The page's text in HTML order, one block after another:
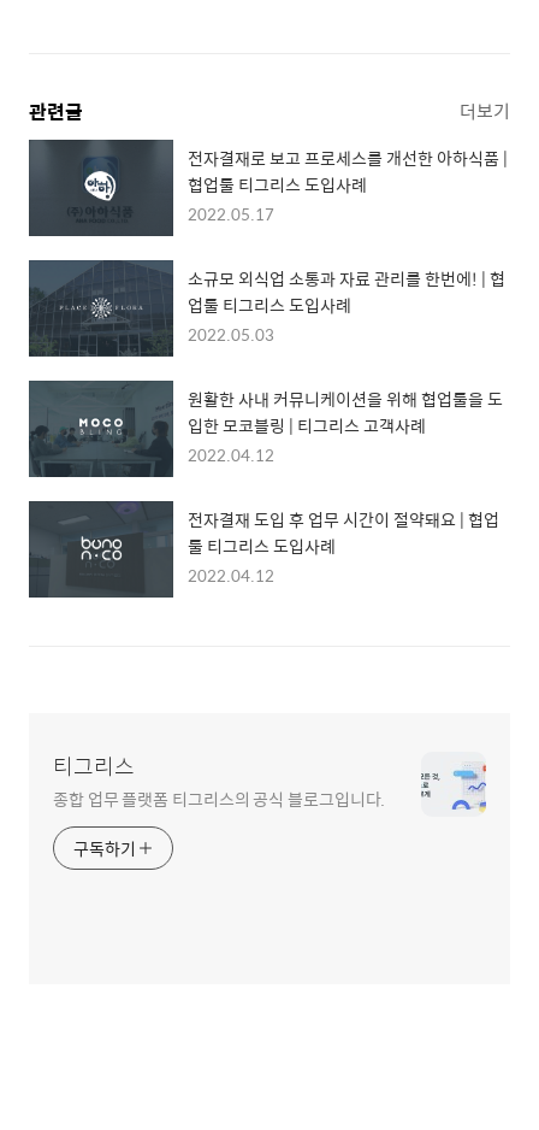
관련글 더보기
전자결재로 보고 프로세스를 개선한 아하식품 |
협업툴 티그리스 도입사례
2022.05.17
소규모 외식업 소통과 자료 관리를 한번에! | 협
업툴 티그리스 도입사례
2022.05.03
원활한 사내 커뮤니케이션을 위해 협업툴을 도
입한 모코블링 | 티그리스 고객사례
2022.04.12
전자결재 도입 후 업무 시간이 절약돼요 | 협업
툴 티그리스 도입사례
2022.04.12
티그리스
종합 업무 플랫폼 티그리스의 공식 블로그입니다.
구독하기